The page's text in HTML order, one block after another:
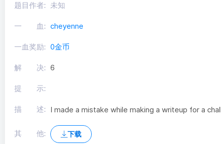
题目作者: 未知
一 血: cheyenne
一血奖励: 0金币
解 决: 6
提 示:
描 述: I made a mistake while making a writeup for a
其 他: 下载